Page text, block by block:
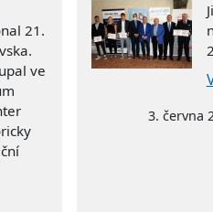
21.
ve
3. června